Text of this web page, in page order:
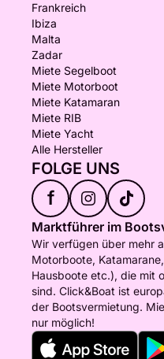
Frankreich
Ibiza
Malta
Zadar
Miete Segelboot
Miete Motorboot
Miete Katamaran
Miete RIB
Miete Yacht
Alle Hersteller
FOLGE UNS
f
Marktführer im
Wir verfügen über mehr
Motorboote,
Hausboote etc.), die mit
sind. Click&Boat ist
der Bootsvermietung.
nur möglich!